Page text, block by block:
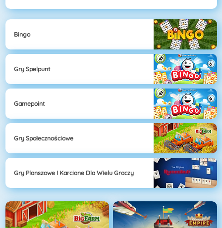
Bingo
Gry Spelpunt
Gamepoint
Gry Społecznościowe
Gry Planszowe I Karciane Dla Wielu Graczy